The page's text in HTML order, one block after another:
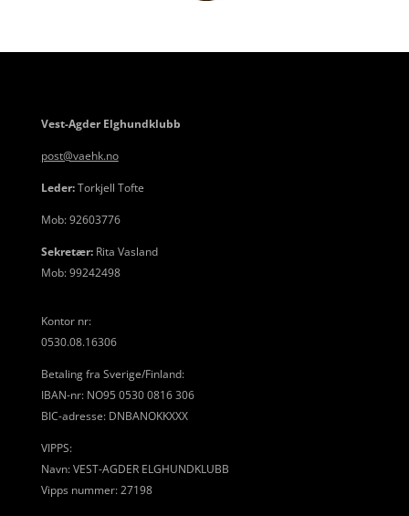
Vest-Agder Elghundklubb
post@vaehk.no
Leder:Torkjell Tofte
Mob: 92603776
Sekretær:Rita Vasland
Mob: 99242498
Kontor nr:
0530.08.16306
Betaling fra Sverige/Finland:
IBAN-nr: NO95 0530 0816 306
BIC-adresse: DNBANOKKXXX
VIPPS:
Navn: VEST-AGDER ELGHUNDKLUBB
Vipps nummer: 27198